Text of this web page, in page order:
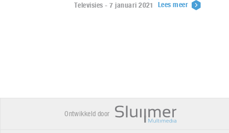
Televisies - 7 januari 2021 Lees meer
Ontwikkeld door